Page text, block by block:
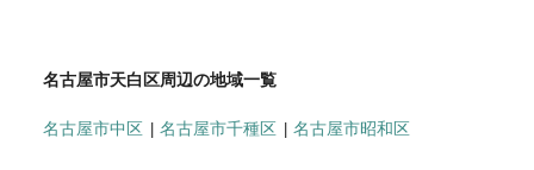
名古屋市天白区周辺の地域一覧
名古屋市中区 名古屋市千種区 名古屋市昭和区